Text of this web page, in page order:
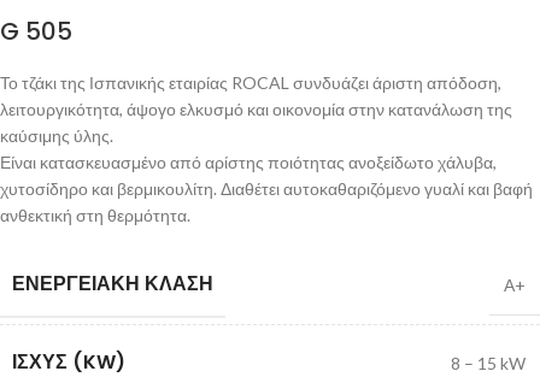
G 505
Το τζάκι της Ισπανικής εταιρίας ROCAL συνδυάζει άριστη απόδοση,
λειτουργικότητα, άψογο ελκυσμό και οικονομία στην κατανάλωση της
καύσιμης ύλης.
Είναι κατασκευασμένο από αρίστης ποιότητας ανοξείδωτο χάλυβα,
χυτοσίδηρο και βερμικουλίτη. Διαθέτει αυτοκαθαριζόμενο γυαλί και βαφή
ανθεκτική στη θερμότητα.
ΕΝΕΡΓΕΙΑΚΉ ΚΛΆΣΗ Α+
ΙΣΧΎΣ (KW) 8 – 15 kW